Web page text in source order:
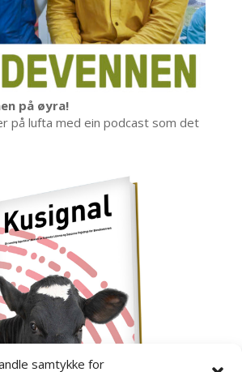
samtykke for
på øyra!
på lufta med ein podcast som det